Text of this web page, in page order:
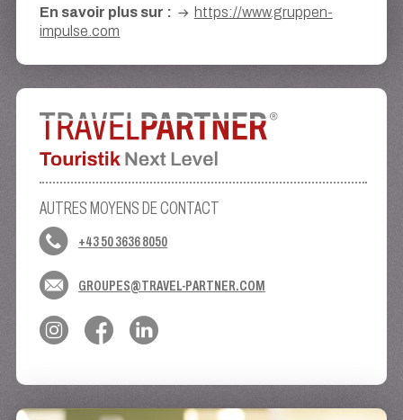
En savoir plus sur :
https://www.gruppen-
impulse.com
AUTRES MOYENS DE CONTACT
+43 50 3636 8050
GROUPES@TRAVEL-PARTNER.COM